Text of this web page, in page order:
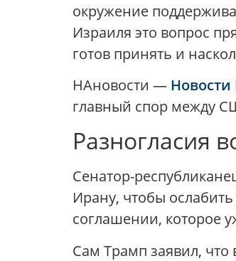
окружение
Израиля это вопрос
готов принять и
НАновости — Новости
главный спор между
Разногласия
Сенатор-
Ирану, чтобы
соглашении, которое
Сам Трамп заявил,